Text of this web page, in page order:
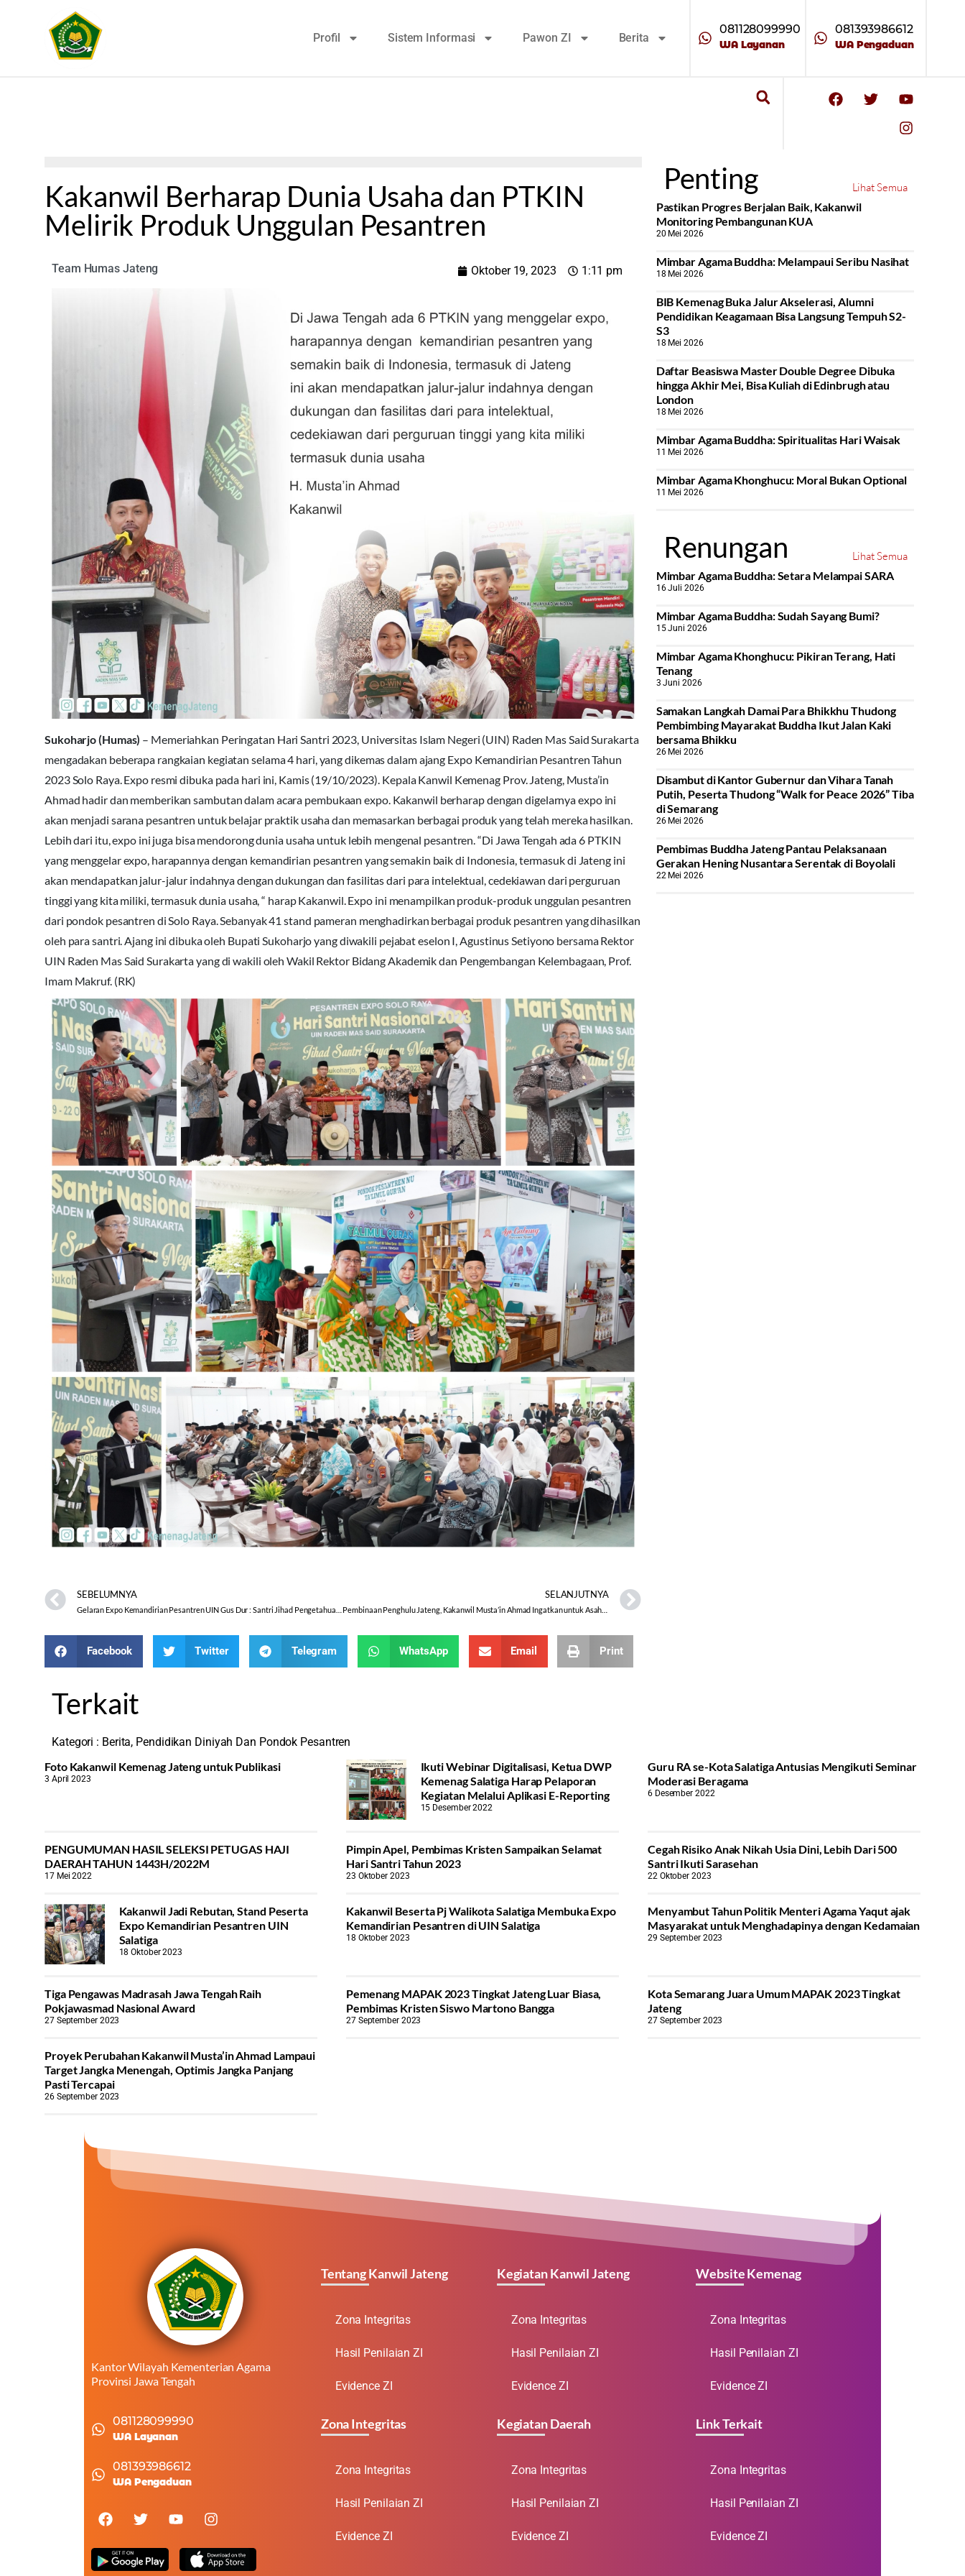
Profil Sistem Informasi Pawon ZI Berita
081128099990
WA Layanan
081393986612
WA Pengaduan
Kakanwil Berharap Dunia Usaha dan PTKIN
Melirik Produk Unggulan Pesantren
Team Humas Jateng Oktober 19, 2023 1:11 pm
Sukoharjo (Humas) – Memeriahkan Peringatan Hari Santri 2023, Universitas Islam Negeri (UIN) Raden Mas Said Surakarta
mengadakan beberapa rangkaian kegiatan selama 4 hari, yang dikemas dalam ajang Expo Kemandirian Pesantren Tahun
2023 Solo Raya. Expo resmi dibuka pada hari ini, Kamis (19/10/2023). Kepala Kanwil Kemenag Prov. Jateng, Musta’in
Ahmad hadir dan memberikan sambutan dalam acara pembukaan expo. Kakanwil berharap dengan digelarnya expo ini
akan menjadi sarana pesantren untuk belajar praktik usaha dan memasarkan berbagai produk yang telah mereka hasilkan.
Lebih dari itu, expo ini juga bisa mendorong dunia usaha untuk lebih mengenal pesantren. “Di Jawa Tengah ada 6 PTKIN
yang menggelar expo, harapannya dengan kemandirian pesantren yang semakin baik di Indonesia, termasuk di Jateng ini
akan mendapatkan jalur-jalur indahnya dengan dukungan dan fasilitas dari para intelektual, cedekiawan dari perguruan
tinggi yang kita miliki, termasuk dunia usaha, “ harap Kakanwil. Expo ini menampilkan produk-produk unggulan pesantren
dari pondok pesantren di Solo Raya. Sebanyak 41 stand pameran menghadirkan berbagai produk pesantren yang dihasilkan
oleh para santri. Ajang ini dibuka oleh Bupati Sukoharjo yang diwakili pejabat eselon I, Agustinus Setiyono bersama Rektor
UIN Raden Mas Said Surakarta yang di wakili oleh Wakil Rektor Bidang Akademik dan Pengembangan Kelembagaan, Prof.
Imam Makruf. (RK)
SEBELUMNYA SELANJUTNYA
Facebook Twitter Telegram WhatsApp Email Print
Penting
Lihat Semua
Pastikan Progres Berjalan Baik, Kakanwil
Monitoring Pembangunan KUA
20 Mei 2026
Mimbar Agama Buddha: Melampaui Seribu Nasihat
18 Mei 2026
BIB Kemenag Buka Jalur Akselerasi, Alumni
Pendidikan Keagamaan Bisa Langsung Tempuh S2-
S3
18 Mei 2026
Daftar Beasiswa Master Double Degree Dibuka
hingga Akhir Mei, Bisa Kuliah di Edinbrugh atau
London
18 Mei 2026
Mimbar Agama Buddha: Spiritualitas Hari Waisak
11 Mei 2026
Mimbar Agama Khonghucu: Moral Bukan Optional
11 Mei 2026
Renungan
Lihat Semua
Mimbar Agama Buddha: Setara Melampai SARA
16 Juli 2026
Mimbar Agama Buddha: Sudah Sayang Bumi?
15 Juni 2026
Mimbar Agama Khonghucu: Pikiran Terang, Hati
Tenang
3 Juni 2026
Samakan Langkah Damai Para Bhikkhu Thudong
Pembimbing Mayarakat Buddha Ikut Jalan Kaki
bersama Bhikku
26 Mei 2026
Disambut di Kantor Gubernur dan Vihara Tanah
Putih, Peserta Thudong “Walk for Peace 2026” Tiba
di Semarang
26 Mei 2026
‎Pembimas Buddha Jateng Pantau Pelaksanaan
Gerakan Hening Nusantara Serentak di Boyolali
22 Mei 2026
Terkait
Kategori : Berita, Pendidikan Diniyah Dan Pondok Pesantren
Foto Kakanwil Kemenag Jateng untuk Publikasi
3 April 2023
Ikuti Webinar Digitalisasi, Ketua DWP
Kemenag Salatiga Harap Pelaporan
Kegiatan Melalui Aplikasi E-Reporting
15 Desember 2022
Guru RA se-Kota Salatiga Antusias Mengikuti Seminar
Moderasi Beragama
6 Desember 2022
PENGUMUMAN HASIL SELEKSI PETUGAS HAJI
DAERAH TAHUN 1443H/2022M
17 Mei 2022
Pimpin Apel, Pembimas Kristen Sampaikan Selamat
Hari Santri Tahun 2023
23 Oktober 2023
Cegah Risiko Anak Nikah Usia Dini, Lebih Dari 500
Santri Ikuti Sarasehan
22 Oktober 2023
Kakanwil Jadi Rebutan, Stand Peserta
Expo Kemandirian Pesantren UIN
Salatiga
18 Oktober 2023
Kakanwil Beserta Pj Walikota Salatiga Membuka Expo
Kemandirian Pesantren di UIN Salatiga
18 Oktober 2023
Menyambut Tahun Politik Menteri Agama Yaqut ajak
Masyarakat untuk Menghadapinya dengan Kedamaian
29 September 2023
Tiga Pengawas Madrasah Jawa Tengah Raih
Pokjawasmad Nasional Award
27 September 2023
Pemenang MAPAK 2023 Tingkat Jateng Luar Biasa,
Pembimas Kristen Siswo Martono Bangga
27 September 2023
Kota Semarang Juara Umum MAPAK 2023 Tingkat
Jateng
27 September 2023
Proyek Perubahan Kakanwil Musta’in Ahmad Lampaui
Target Jangka Menengah, Optimis Jangka Panjang
Pasti Tercapai
26 September 2023
Kantor Wilayah Kementerian Agama
Provinsi Jawa Tengah
081128099990
WA Layanan
081393986612
WA Pengaduan
Tentang Kanwil Jateng
Zona Integritas
Hasil Penilaian ZI
Evidence ZI
Zona Integritas
Zona Integritas
Hasil Penilaian ZI
Evidence ZI
Kegiatan Kanwil Jateng
Zona Integritas
Hasil Penilaian ZI
Evidence ZI
Kegiatan Daerah
Zona Integritas
Hasil Penilaian ZI
Evidence ZI
Website Kemenag
Zona Integritas
Hasil Penilaian ZI
Evidence ZI
Link Terkait
Zona Integritas
Hasil Penilaian ZI
Evidence ZI